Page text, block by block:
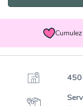
Cumulez
450